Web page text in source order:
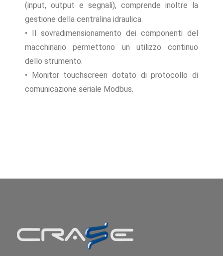
(input, output e segnali), comprende inoltre la
gestione della centralina idraulica.
• Il sovradimensionamento dei componenti del
macchinario permettono un utilizzo continuo
dello strumento.
• Monitor touchscreen dotato di protocollo di
comunicazione seriale Modbus.